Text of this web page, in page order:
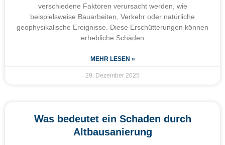
verschiedene Faktoren verursacht werden, wie
beispielsweise Bauarbeiten, Verkehr oder natürliche
geophysikalische Ereignisse. Diese Erschütterungen können
erhebliche Schäden
MEHR LESEN »
29. Dezember 2025
Was bedeutet ein Schaden durch
Altbausanierung